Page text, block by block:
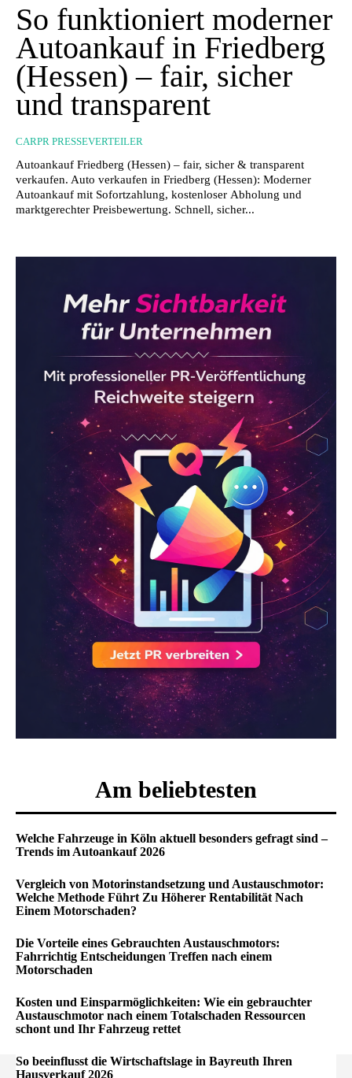
So funktioniert moderner
Autoankauf in Friedberg
(Hessen) – fair, sicher
und transparent
CARPR PRESSEVERTEILER
Autoankauf Friedberg (Hessen) – fair, sicher & transparent
verkaufen. Auto verkaufen in Friedberg (Hessen): Moderner
Autoankauf mit Sofortzahlung, kostenloser Abholung und
marktgerechter Preisbewertung. Schnell, sicher...
Am beliebtesten
Welche Fahrzeuge in Köln aktuell besonders gefragt sind –
Trends im Autoankauf 2026
Vergleich von Motorinstandsetzung und Austauschmotor:
Welche Methode Führt Zu Höherer Rentabilität Nach
Einem Motorschaden?
Die Vorteile eines Gebrauchten Austauschmotors:
Fahrrichtig Entscheidungen Treffen nach einem
Motorschaden
Kosten und Einsparmöglichkeiten: Wie ein gebrauchter
Austauschmotor nach einem Totalschaden Ressourcen
schont und Ihr Fahrzeug rettet
So beeinflusst die Wirtschaftslage in Bayreuth Ihren
Hausverkauf 2026